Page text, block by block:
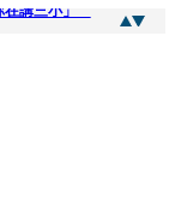
在講三小」